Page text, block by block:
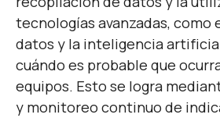
tecnologías avanzadas, como
datos y la inteligencia
cuándo es probable que
equipos. Esto se logra
y monitoreo continuo de